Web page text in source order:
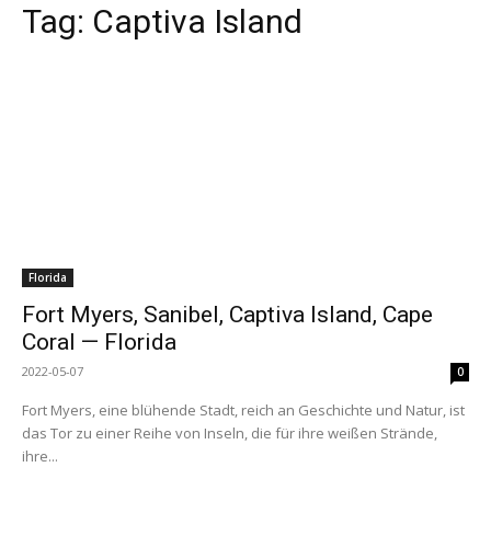
Tag: Captiva Island
Florida
Fort Myers, Sanibel, Captiva Island, Cape
Coral — Florida
2022-05-07 0
Fort Myers, eine blühende Stadt, reich an Geschichte und Natur, ist
das Tor zu einer Reihe von Inseln, die für ihre weißen Strände,
ihre...